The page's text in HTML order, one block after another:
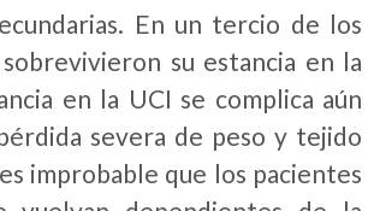
En un tercio de los
su estancia en la
en la UCI se complica aún
severa de peso y tejido
improbable que los pacientes